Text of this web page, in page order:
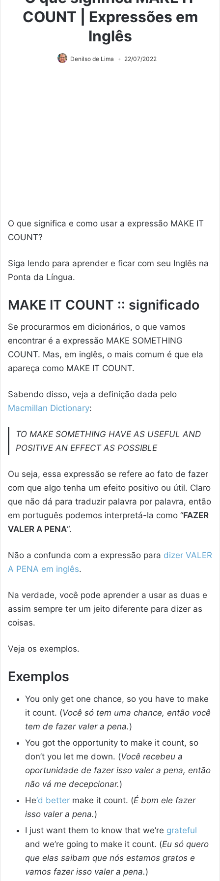
COUNT | Expressões em
Inglês
Denilso de Lima 22/07/2022
O que significa e como usar a expressão MAKE IT
COUNT?
Siga lendo para aprender e ficar com seu Inglês na
Ponta da Língua.
MAKE IT COUNT :: significado
Se procurarmos em dicionários, o que vamos
encontrar é a expressão MAKE SOMETHING
COUNT. Mas, em inglês, o mais comum é que ela
apareça como MAKE IT COUNT.
Sabendo disso, veja a definição dada pelo
Macmillan Dictionary:
TO MAKE SOMETHING HAVE AS USEFUL AND
POSITIVE AN EFFECT AS POSSIBLE
Ou seja, essa expressão se refere ao fato de fazer
com que algo tenha um efeito positivo ou útil. Claro
que não dá para traduzir palavra por palavra, então
em português podemos interpretá-la como “FAZER
VALER A PENA“.
Não a confunda com a expressão para dizer VALER
A PENA em inglês.
Na verdade, você pode aprender a usar as duas e
assim sempre ter um jeito diferente para dizer as
coisas.
Veja os exemplos.
Exemplos
You only get one chance, so you have to make
it count. (Você só tem uma chance, então você
tem de fazer valer a pena.)
You got the opportunity to make it count, so
don’t you let me down. (Você recebeu a
oportunidade de fazer isso valer a pena, então
não vá me decepcionar.)
He‘d better make it count. (É bom ele fazer
isso valer a pena.)
I just want them to know that we’re grateful
and we’re going to make it count. (Eu só quero
que elas saibam que nós estamos gratos e
vamos fazer isso valer a pena.)